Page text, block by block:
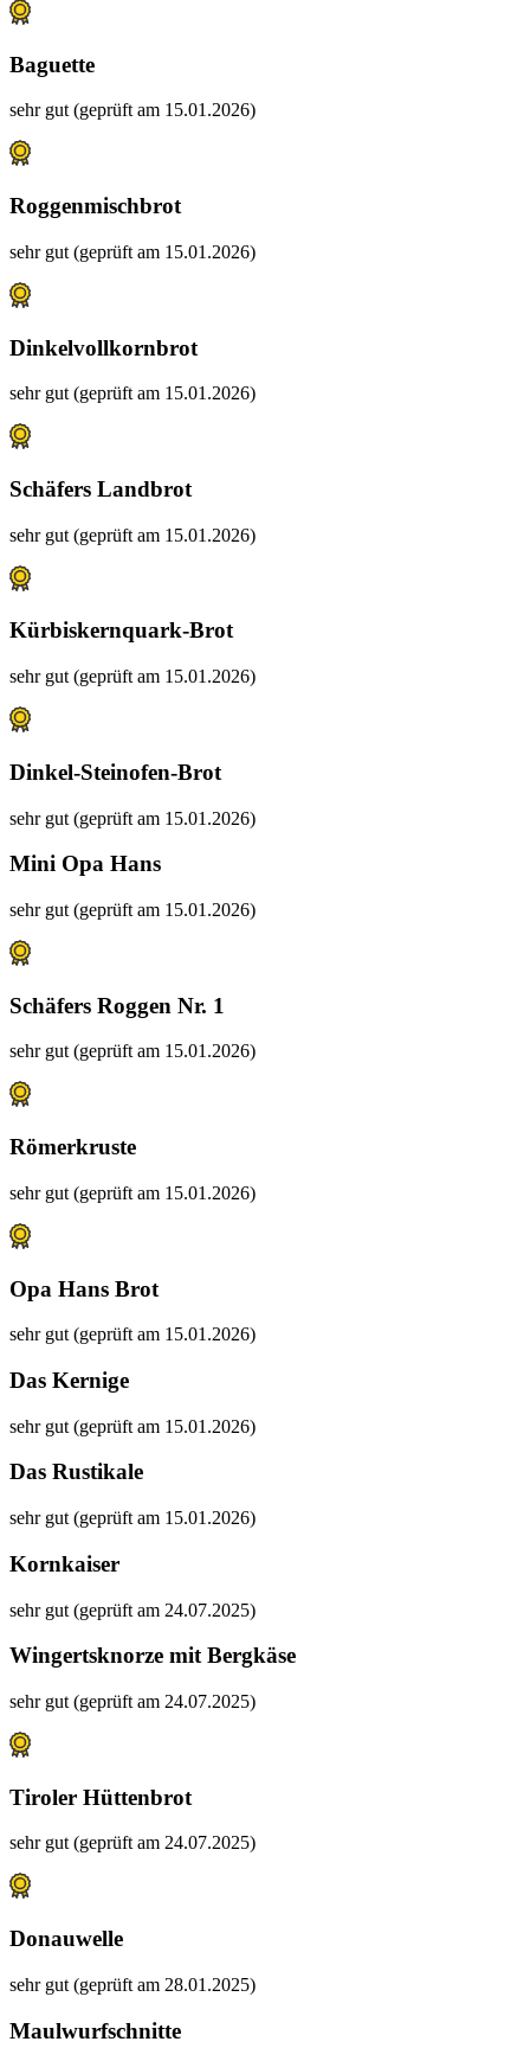
Baguette
sehr gut (geprüft am 15.01.2026)
Roggenmischbrot
sehr gut (geprüft am 15.01.2026)
Dinkelvollkornbrot
sehr gut (geprüft am 15.01.2026)
Schäfers Landbrot
sehr gut (geprüft am 15.01.2026)
Kürbiskernquark-Brot
sehr gut (geprüft am 15.01.2026)
Dinkel-Steinofen-Brot
sehr gut (geprüft am 15.01.2026)
Mini Opa Hans
sehr gut (geprüft am 15.01.2026)
Schäfers Roggen Nr. 1
sehr gut (geprüft am 15.01.2026)
Römerkruste
sehr gut (geprüft am 15.01.2026)
Opa Hans Brot
sehr gut (geprüft am 15.01.2026)
Das Kernige
sehr gut (geprüft am 15.01.2026)
Das Rustikale
sehr gut (geprüft am 15.01.2026)
Kornkaiser
sehr gut (geprüft am 24.07.2025)
Wingertsknorze mit Bergkäse
sehr gut (geprüft am 24.07.2025)
Tiroler Hüttenbrot
sehr gut (geprüft am 24.07.2025)
Donauwelle
sehr gut (geprüft am 28.01.2025)
Maulwurfschnitte